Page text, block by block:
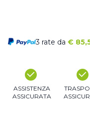
3 rate da €
ASSISTENZA
ASSICURATA